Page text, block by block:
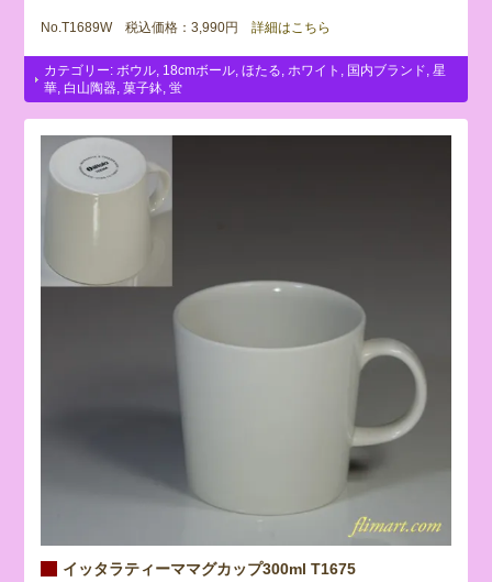
No.T1689W 税込価格：3,990円 詳細はこちら
カテゴリー: ボウル 18cmボール ,ほたる ホワイト 国内ブランド ,星
華 白山陶器 ,菓子鉢 ,蛍
イッタラティーママグカップ300ml T1675